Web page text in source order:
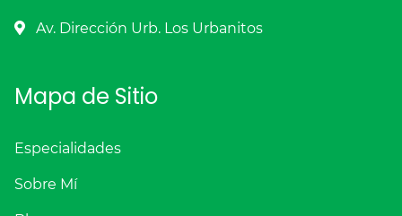
Av. Dirección Urb. Los Urbanitos
Mapa de Sitio
Especialidades
Sobre Mí